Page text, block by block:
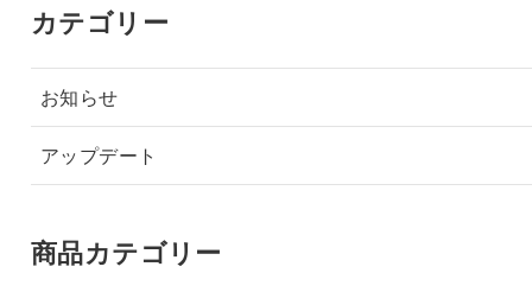
カテゴリー
お知らせ
アップデート
商品カテゴリー